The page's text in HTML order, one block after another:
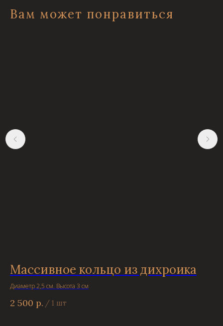
Вам может понравиться
Массивное кольцо из дихроика
Диаметр 2,5 см. Высота 3 см
2 500 р. / 1 шт